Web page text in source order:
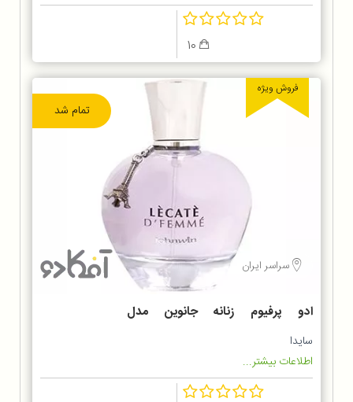
تمام شد
فروش ویژه
سراسر ایران
ادو پرفیوم زنانه جانوین مدل
LECATE
سایدا
اطلاعات بیشتر...